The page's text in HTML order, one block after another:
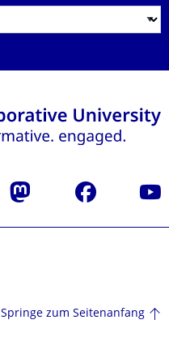
Mastodon Facebook
Springe zum Seitenanfang